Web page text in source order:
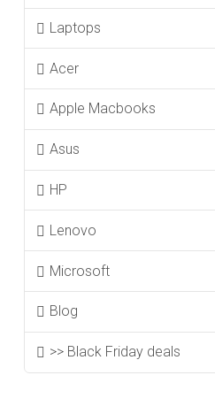
Laptops
Acer
Apple Macbooks
Asus
HP
Lenovo
Microsoft
Blog
>> Black Friday deals